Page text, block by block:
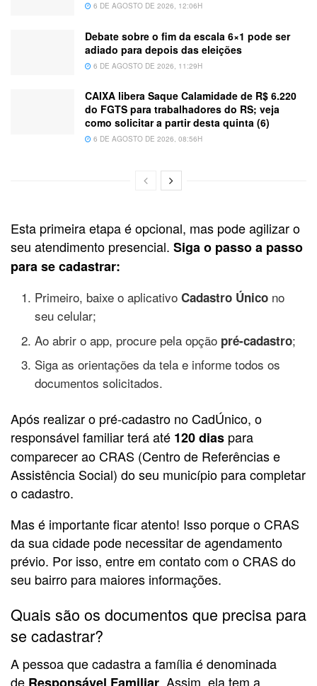
6 DE AGOSTO DE 2026, 12:06H
Debate sobre o fim da escala 6×1 pode ser
adiado para depois das eleições
6 DE AGOSTO DE 2026, 11:29H
CAIXA libera Saque Calamidade de R$ 6.220
do FGTS para trabalhadores do RS; veja
como solicitar a partir desta quinta (6)
6 DE AGOSTO DE 2026, 08:56H
Esta primeira etapa é opcional, mas pode agilizar o
seu atendimento presencial. Siga o passo a passo
para se cadastrar:
Primeiro, baixe o aplicativoCadastro Único no
seu celular;
Ao abrir o app, procure pela opção pré-cadastro;
Siga as orientações da tela e informe todos os
documentos solicitados.
Após realizar o pré-cadastro no CadÚnico, o
responsável familiar terá até 120 dias para
comparecer ao CRAS (Centro de Referências e
Assistência Social) do seu município para completar
o cadastro.
Mas é importante ficar atento! Isso porque o CRAS
da sua cidade pode necessitar de agendamento
prévio. Por isso, entre em contato com o CRAS do
seu bairro para maiores informações.
Quais são os documentos que precisa para
se cadastrar?
A pessoa que cadastra a família é denominada
de Responsável Familiar . Assim, ela tem a